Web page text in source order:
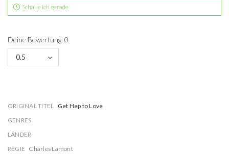
Schaue ich gerade
Deine Bewertung: 0
0.5
ORIGINAL TITEL Get Hep to Love
GENRES
LÄNDER
REGIE Charles Lamont